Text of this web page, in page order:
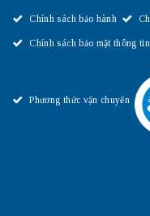
Chính sách bảo hành
Chính sách bảo mật thông tin
Phương thức vận chuyển